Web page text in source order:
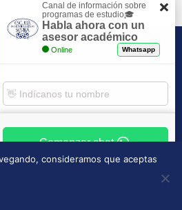
Contacto y admisiones
escuela@esh.es
consideramos que aceptas
Canal de información sobre
programas de estudio🎓
Habla ahora con un
asesor académico
Online Whatsapp
Comenzar chat